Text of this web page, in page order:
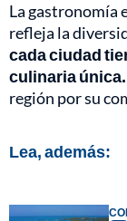
La gastronomía
refleja la
cada ciudad
culinaria única.
región por su
Lea, además: